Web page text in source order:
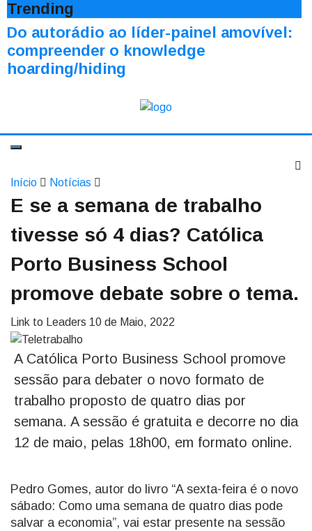
Trending
Do autorádio ao líder-painel amovível:
compreender o knowledge
hoarding/hiding
Início Notícias
E se a semana de trabalho
tivesse só 4 dias? Católica
Porto Business School
promove debate sobre o tema.
Link to Leaders 10 de Maio, 2022
A Católica Porto Business School promove
sessão para debater o novo formato de
trabalho proposto de quatro dias por
semana. A sessão é gratuita e decorre no dia
12 de maio, pelas 18h00, em formato online.
Pedro Gomes, autor do livro “A sexta-feira é o novo
sábado: Como uma semana de quatro dias pode
salvar a economia”, vai estar presente na sessão